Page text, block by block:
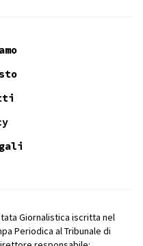
Giornalistica iscritta nel
Periodica al Tribunale di